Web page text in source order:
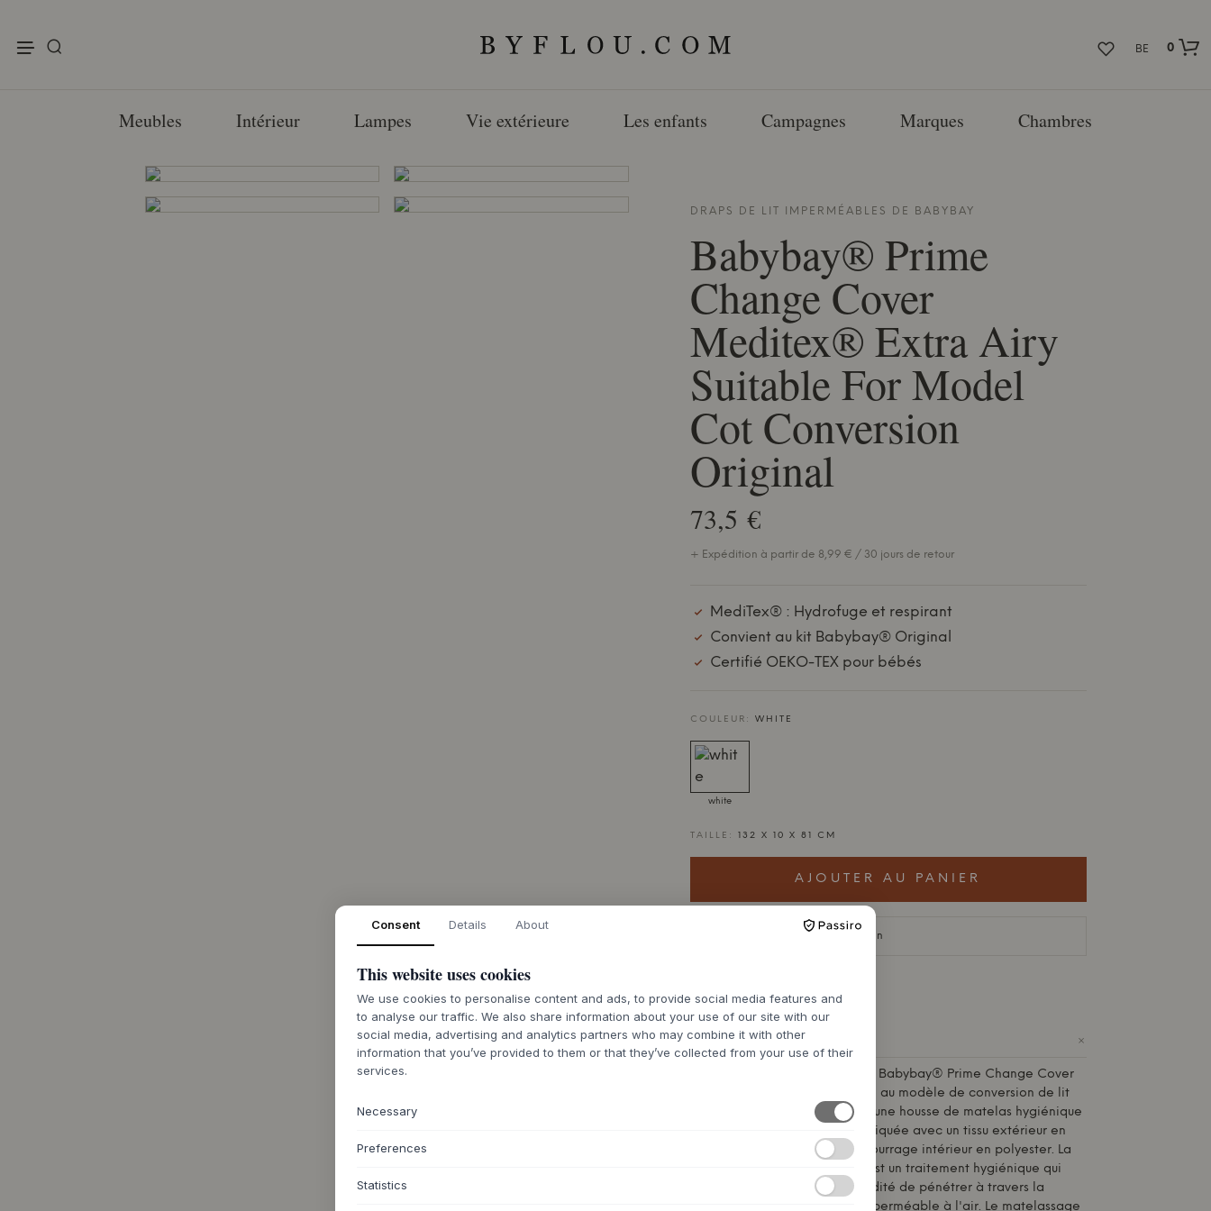
BE
0
Meubles Intérieur Lampes Vie extérieure Les enfants Campagnes Marques Chambres
DRAPS DE LIT IMPERMÉABLES DE BABYBAY
Babybay® Prime
Change Cover
Meditex® Extra Airy
Suitable For Model
Cot Conversion
Original
73,5 €
+ Expédition à partir de 8,99 € / 30 jours de retour
MediTex® : Hydrofuge et respirant
Convient au kit Babybay® Original
Certifié OEKO-TEX pour bébés
COULEUR: WHITE
white
TAILLE: 132 X 10 X 81 CM
AJOUTER AU PANIER
7-14 jours de délai de livraison
DESCRIPTION +
La housse de matelas à langer Babybay® Prime Change Cover
MediTex® Extra Airy, adaptée au modèle de conversion de lit
bébé Babybay® Original, est une housse de matelas hygiénique
matelassée et respirante, fabriquée avec un tissu extérieur en
polyester et coton et un rembourrage intérieur en polyester. La
finition innovante MediTex® est un traitement hygiénique qui
empêche efficacement l'humidité de pénétrer à travers la
housse, tout en la maintenant perméable à l'air. Le matelassage
Consent Details About
This website uses cookies
We use cookies to personalise content and ads, to provide social media features and
to analyse our traffic. We also share information about your use of our site with our
social media, advertising and analytics partners who may combine it with other
information that you’ve provided to them or that they’ve collected from your use of their
services.
Necessary
Preferences
Statistics